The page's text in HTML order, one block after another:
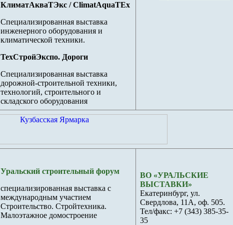
КлиматАкваТЭкс / ClimatAquaTEx
Специализированная выставка
инженерного оборудования и
климатической техники.
ТехСтройЭкспо. Дороги
Специализированная выставка
дорожной-строительной техники,
технологий, строительного и
складского оборудования
Уральский строительный форум
специализированная выставка с
международным участием
Строительство. Стройтехника.
Малоэтажное домостроение
ВО «УРАЛЬСКИЕ
ВЫСТАВКИ»
Екатеринбург, ул.
Свердлова, 11А, оф. 505.
Тел/факс: +7 (343) 385-35-
35